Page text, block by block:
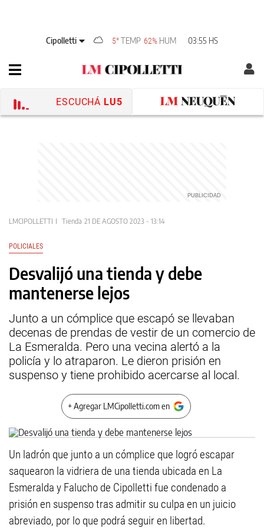
Cipolletti 5°TEMP 62% HUM 03:55 HS
ESCUCHÁ LU5
LMCIPOLLETTI Tienda 21 DE AGOSTO 2023 - 13:14
POLICIALES
Desvalijó una tienda y debe
mantenerse lejos
Junto a un cómplice que escapó se llevaban
decenas de prendas de vestir de un comercio de
La Esmeralda. Pero una vecina alertó a la
policía y lo atraparon. Le dieron prisión en
suspenso y tiene prohibido acercarse al local.
+ Agregar LMCipolletti.com en
Un ladrón que junto a un cómplice que logró escapar
saquearon la vidriera de una tienda ubicada en La
Esmeralda y Falucho de Cipolletti fue condenado a
prisión en suspenso tras admitir su culpa en un juicio
abreviado, por lo que podrá seguir en libertad.